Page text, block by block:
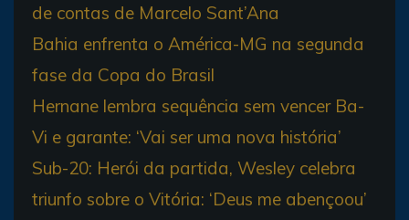
de contas de Marcelo Sant’Ana
Bahia enfrenta o América-MG na segunda
fase da Copa do Brasil
Hernane lembra sequência sem vencer Ba-
Vi e garante: ‘Vai ser uma nova história’
Sub-20: Herói da partida, Wesley celebra
triunfo sobre o Vitória: ‘Deus me abençoou’